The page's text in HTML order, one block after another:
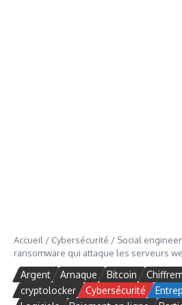
Accueil / Cybersécurité / Social
ransomware qui attaque les serveurs
Argent Arnaque Bitcoin
cryptolocker
Cybersécurité